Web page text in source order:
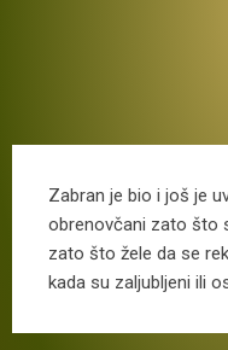
Zabran je bio i još je
obrenovčani zato što
zato što žele da se
kada su zaljubljeni ili